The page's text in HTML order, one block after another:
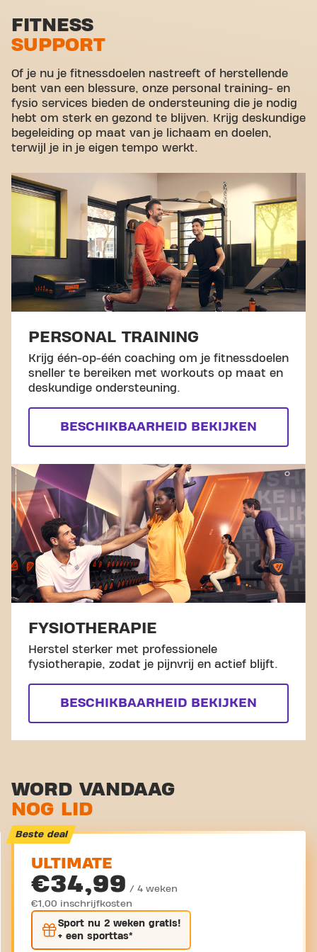
Stretch zone
Virtual cycling
Rondleiding
FITNESS
SUPPORT
Of je nu je fitnessdoelen nastreeft of herstellende
bent van een blessure, onze personal training- en
fysio services bieden de ondersteuning die je nodig
hebt om sterk en gezond te blijven. Krijg deskundige
begeleiding op maat van je lichaam en doelen,
terwijl je in je eigen tempo werkt.
PERSONAL TRAINING
Krijg één-op-één coaching om je fitnessdoelen
sneller te bereiken met workouts op maat en
deskundige ondersteuning.
BESCHIKBAARHEID BEKIJKEN
FYSIOTHERAPIE
Herstel sterker met professionele
fysiotherapie, zodat je pijnvrij en actief blijft.
BESCHIKBAARHEID BEKIJKEN
WORD VANDAAG
NOG LID
Beste deal
ULTIMATE
€34,99 / 4 weken
€1,00 inschrijfkosten
Sport nu 2 weken gratis!
+ een sporttas*